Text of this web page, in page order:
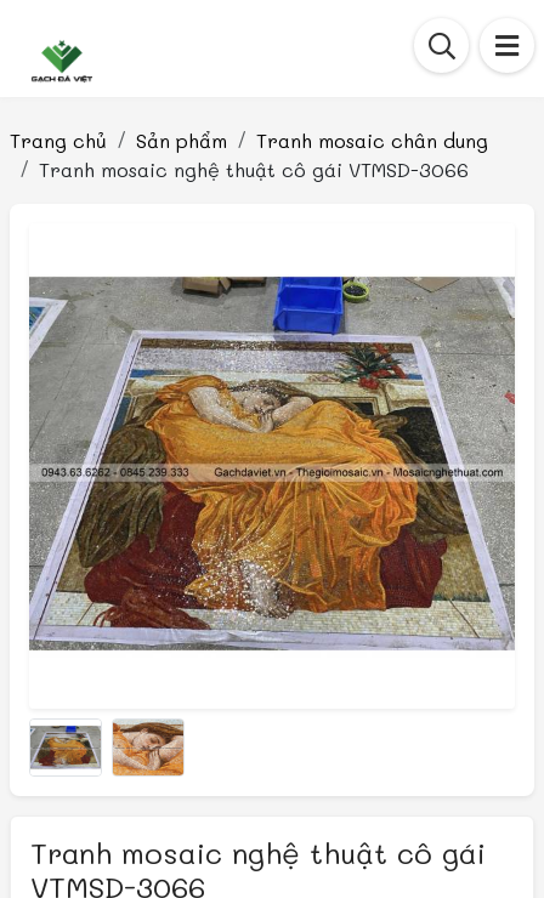
Trang chủ Sản phẩm
Tranh mosaic chân dung
Tranh mosaic nghệ thuật cô gái VTMSD-3066
Tranh mosaic nghệ thuật cô gái
VTMSD-3066